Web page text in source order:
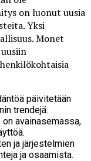
on luonut uusia
Yksi
Monet
päivitetään
trendejä.
avainasemassa,
ja järjestelmien
ja osaamista.